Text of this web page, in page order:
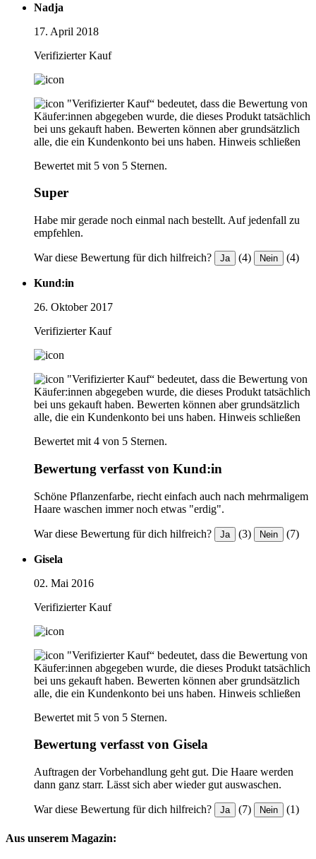
Nadja
17. April 2018
Verifizierter Kauf
"Verifizierter Kauf“ bedeutet, dass die Bewertung von
Käufer:innen abgegeben wurde, die dieses Produkt tatsächlich
bei uns gekauft haben. Bewerten können aber grundsätzlich
alle, die ein Kundenkonto bei uns haben. Hinweis schließen
Bewertet mit 5 von 5 Sternen.
Super
Habe mir gerade noch einmal nach bestellt. Auf jedenfall zu
empfehlen.
War diese Bewertung für dich hilfreich? Ja (4) Nein (4)
Kund:in
26. Oktober 2017
Verifizierter Kauf
"Verifizierter Kauf“ bedeutet, dass die Bewertung von
Käufer:innen abgegeben wurde, die dieses Produkt tatsächlich
bei uns gekauft haben. Bewerten können aber grundsätzlich
alle, die ein Kundenkonto bei uns haben. Hinweis schließen
Bewertet mit 4 von 5 Sternen.
Bewertung verfasst von Kund:in
Schöne Pflanzenfarbe, riecht einfach auch nach mehrmaligem
Haare waschen immer noch etwas "erdig".
War diese Bewertung für dich hilfreich? Ja (3) Nein (7)
Gisela
02. Mai 2016
Verifizierter Kauf
"Verifizierter Kauf“ bedeutet, dass die Bewertung von
Käufer:innen abgegeben wurde, die dieses Produkt tatsächlich
bei uns gekauft haben. Bewerten können aber grundsätzlich
alle, die ein Kundenkonto bei uns haben. Hinweis schließen
Bewertet mit 5 von 5 Sternen.
Bewertung verfasst von Gisela
Auftragen der Vorbehandlung geht gut. Die Haare werden
dann ganz starr. Lässt sich aber wieder gut auswaschen.
War diese Bewertung für dich hilfreich? Ja (7) Nein (1)
Aus unserem Magazin: